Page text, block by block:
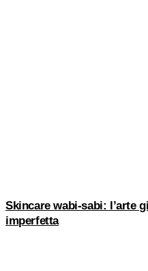
Skincare wabi-sabi: l’arte
imperfetta